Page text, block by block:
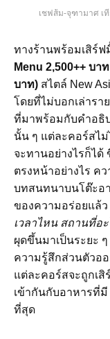
เชฟส้ม-จุฑามาศ เ
ทางร้านพร้อมเสิร์ฟ
Menu 2,500++ บา
บาท) สไตล์ New
โดยที่ไม่บอกเล่ารา
ที่มาพร้อมกับคำอธิ
นั้น ๆ แต่ละคอร์สไ
จะทานอย่างไรก็ไ
ตรงหน้าอย่างไร ค
บทสนทนาบนโต๊ะอ
ของความอร่อยแล้ว
เวลาไหน สถานที่อ
ผุดขึ้นมาเป็นระยะ
ความรู้สึกส่วนตัวอ
แต่ละคอร์สจะถูกเ
เข้ากันกับอาหารที่มี
ที่สุด